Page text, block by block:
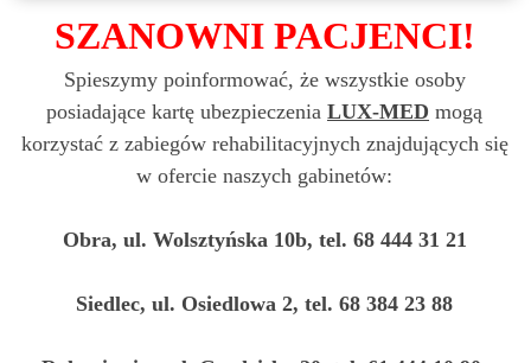
SZANOWNI PACJENCI!
Spieszymy poinformować, że wszystkie osoby
posiadające kartę ubezpieczeniaLUX-MED mogą
korzystać z zabiegów rehabilitacyjnych znajdujących się
w ofercie naszych gabinetów:
Obra, ul. Wolsztyńska 10b, tel. 68 444 31 21
Siedlec, ul. Osiedlowa 2, tel. 68 384 23 88